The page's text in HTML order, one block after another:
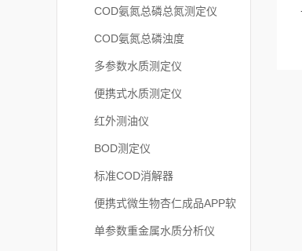
COD氨氮总磷总氮测定仪
COD氨氮总磷浊度
多参数水质测定仪
便携式水质测定仪
红外测油仪
BOD测定仪
标准COD消解器
便携式微生物杏仁成品APP软
件直播大全
单参数重金属水质分析仪